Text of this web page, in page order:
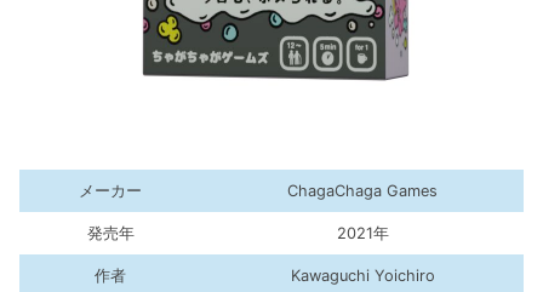
メーカー ChagaChaga Games
発売年 2021年
作者 Kawaguchi Yoichiro